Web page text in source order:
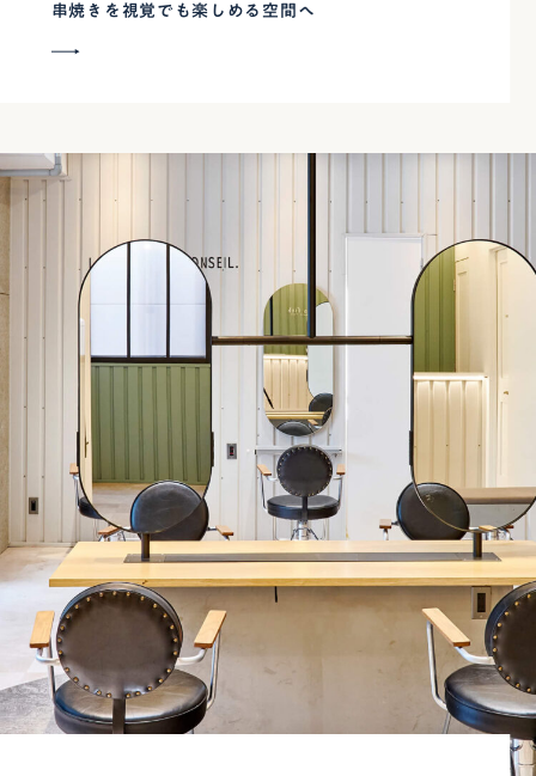
串焼きを視覚でも楽しめる空間へ